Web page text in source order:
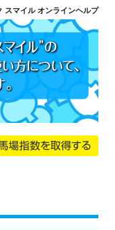
スマイル オンラインヘルプ